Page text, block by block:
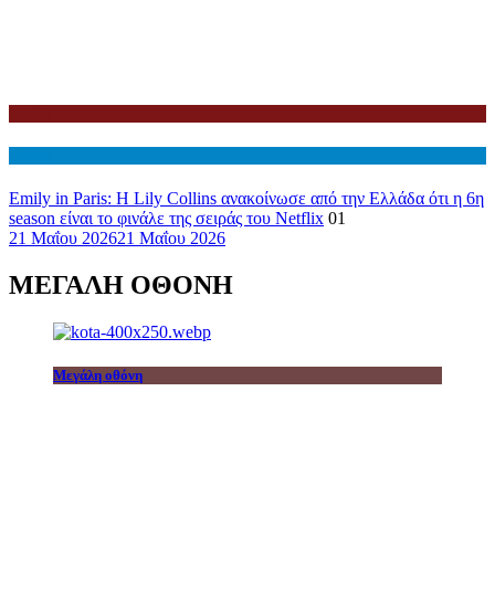
Emily in Paris: Η Lily Collins ανακοίνωσε από την Ελλάδα ότι η 6η
season είναι το φινάλε της σειράς του Netflix 01
21 Μαΐου 202621 Μαΐου 2026
ΜΕΓΑΛΗ ΟΘΟΝΗ
Μεγάλη οθόνη